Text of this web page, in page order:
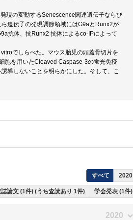
現の変動するSenescence関連遺伝子ならび
遺伝子の発現調節領域にはG9aとRunx2が
抗体、抗Runx2 抗体によるco-IPによって
でしらべた。マウス胎児の頭蓋骨切片を
胞を用いたCleaved Caspase-3の蛍光免疫
導しないことを明らかにした。そして、こ
すべて 2020
論文 (1件) (うち査読あり 1件) 学会発表 (1件)
2020